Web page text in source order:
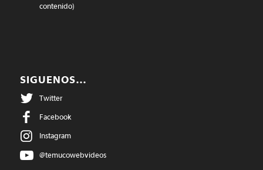
contenido)
SIGUENOS…
Twitter
Facebook
Instagram
@temucowebvideos